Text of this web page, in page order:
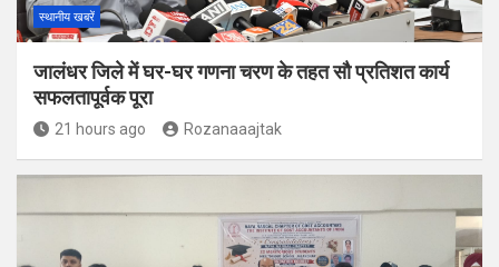
स्थानीय खबरें
जालंधर जिले में घर-घर गणना चरण के तहत सौ प्रतिशत कार्य
सफलतापूर्वक पूरा
21 hours ago Rozanaaajtak